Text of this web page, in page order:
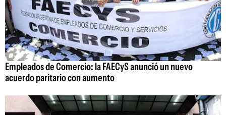
Empleados de Comercio: la FAECyS anunció un nuevo
acuerdo paritario con aumento